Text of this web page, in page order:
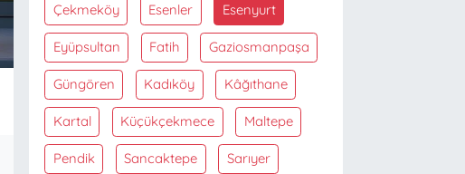
Çekmeköy Esenler Esenyurt
Eyüpsultan Fatih Gaziosmanpaşa
Güngören Kadıköy Kâğıthane
Kartal Küçükçekmece Maltepe
Pendik Sancaktepe Sarıyer